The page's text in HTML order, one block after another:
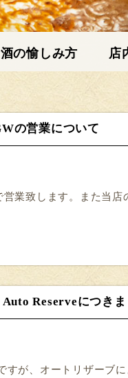
の愉しみ方 店
の営業について
業致します。また当
Auto Reserveにつき
すが、オートリザーブ